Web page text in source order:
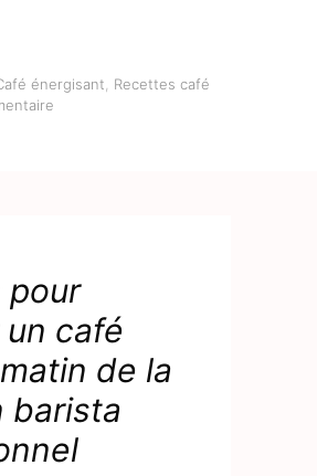
énergisant
Recettes café
pour
café
de la
barista